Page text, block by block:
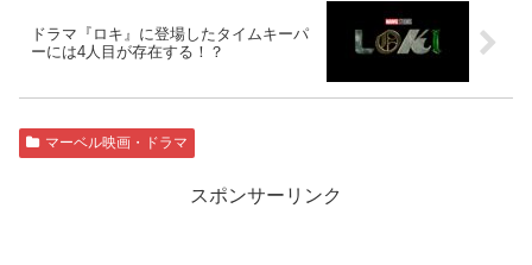
ドラマ『ロキ』に登場したタイムキーパ
ーには4人目が存在する！？
マーベル映画・ドラマ
スポンサーリンク